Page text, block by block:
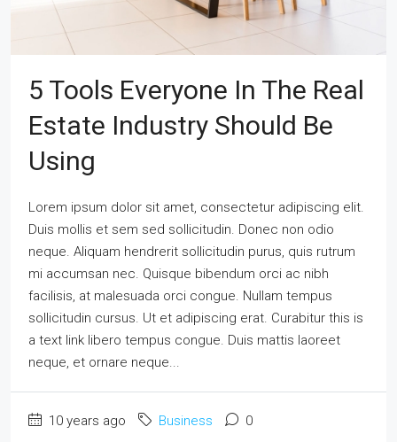
5 Tools Everyone In The Real
Estate Industry Should Be
Using
Lorem ipsum dolor sit amet, consectetur adipiscing elit.
Duis mollis et sem sed sollicitudin. Donec non odio
neque. Aliquam hendrerit sollicitudin purus, quis rutrum
mi accumsan nec. Quisque bibendum orci ac nibh
facilisis, at malesuada orci congue. Nullam tempus
sollicitudin cursus. Ut et adipiscing erat. Curabitur this is
a text link libero tempus congue. Duis mattis laoreet
neque, et ornare neque...
10 years ago Business 0